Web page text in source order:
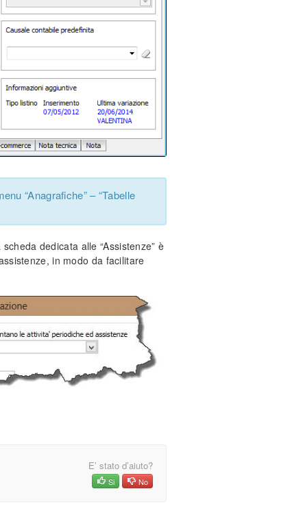
“Anagrafiche” – “Tabelle
dedicata alle “Assistenze” è
in modo da facilitare
E’ stato d’aiuto?
Si No